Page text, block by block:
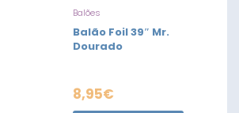
Balões
Balão Foil 39″ Mr.
Dourado
8,95€